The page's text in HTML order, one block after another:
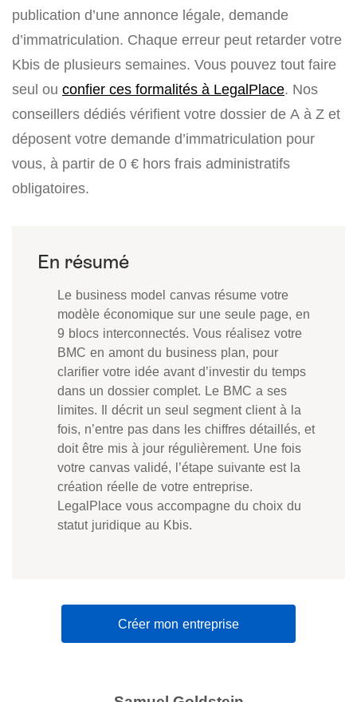
publication d’une annonce légale, demande
d’immatriculation. Chaque erreur peut retarder votre
Kbis de plusieurs semaines. Vous pouvez tout faire
seul ou confier ces formalités à LegalPlace. Nos
conseillers dédiés vérifient votre dossier de A à Z et
déposent votre demande d’immatriculation pour
vous, à partir de 0 € hors frais administratifs
obligatoires.
Le business model canvas résume votre
modèle économique sur une seule page, en
9 blocs interconnectés. Vous réalisez votre
BMC en amont du business plan, pour
clarifier votre idée avant d’investir du temps
dans un dossier complet. Le BMC a ses
limites. Il décrit un seul segment client à la
fois, n’entre pas dans les chiffres détaillés, et
doit être mis à jour régulièrement. Une fois
votre canvas validé, l’étape suivante est la
création réelle de votre entreprise.
LegalPlace vous accompagne du choix du
statut juridique au Kbis.
Créer mon entreprise